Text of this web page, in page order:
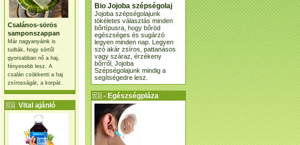
Csalános-sörös
samponszappan
Már nagyanyáink is
tudták, hogy sörtől
gyorsabban nő a haj,
fényesebb lesz. A
csalán csökkenti a haj
zsírosságát, a korpát.
Vital ajánló
Bio Jojoba szépségolaj
Jojoba szépségolajunk
tökéletes választás minden
bőrtípusra, hogy bőröd
egészséges és sugárzó
legyen minden nap. Legyen
szó akár zsíros, pattanásos
vagy száraz, érzékeny
bőrről, Jojoba
Szépségolajunk mindig a
segítségedre lesz.
- Egészségpláza
ajánlatunk -